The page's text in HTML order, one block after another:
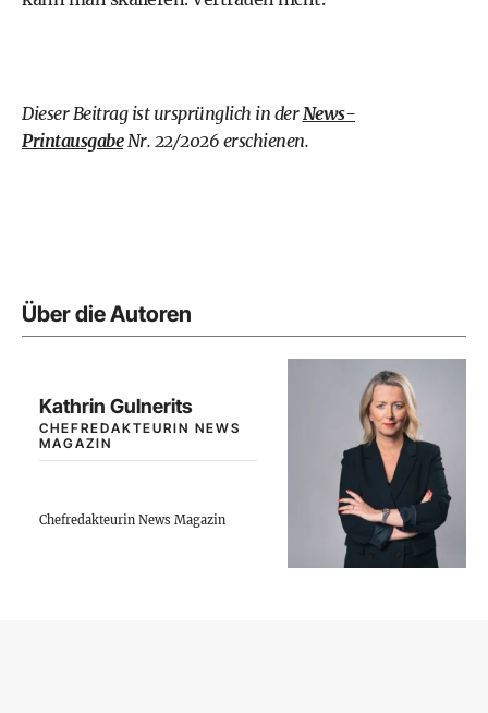
Dieser Beitrag ist ursprünglich in der News-
PrintausgabeNr. 22/2026 erschienen.
Über die Autoren
Kathrin Gulnerits
CHEFREDAKTEURIN NEWS
MAGAZIN
Chefredakteurin News Magazin